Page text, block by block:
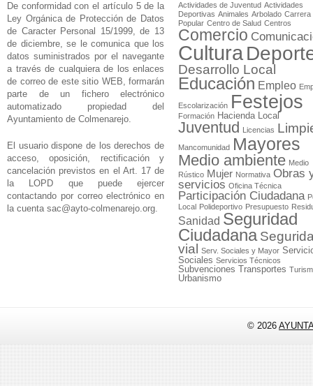
De conformidad con el artículo 5 de la
Ley Orgánica de Protección de Datos
de Caracter Personal 15/1999, de 13
de diciembre, se le comunica que los
datos suministrados por el navegante
a través de cualquiera de los enlaces
de correo de este sitio WEB, formarán
parte de un fichero electrónico
automatizado propiedad del
Ayuntamiento de Colmenarejo.
El usuario dispone de los derechos de
acceso, oposición, rectificación y
cancelación previstos en el Art. 17 de
la LOPD que puede ejercer
contactando por correo electrónico en
la cuenta sac@ayto-colmenarejo.org.
Actividades de Juventud Actividades
Deportivas Animales Arbolado Carrera
Popular Centro de Salud Centros
Comercio
Cultura
Desarrollo Local
Educación Empleo
Escolarización Festejos
Formación Hacienda Local
Juventud Licencias
Mancomunidad Mayores
Medio ambiente Medio
Rústico Mujer Normativa Obras
servicios Oficina Técnica
Participación Ciudadana
Local Polideportivo Presupuesto
Sanidad Seguridad
Ciudadana
vial
Serv. Sociales y Mayor
Sociales Servicios Técnicos
Subvenciones Transportes
Urbanismo
© 2026